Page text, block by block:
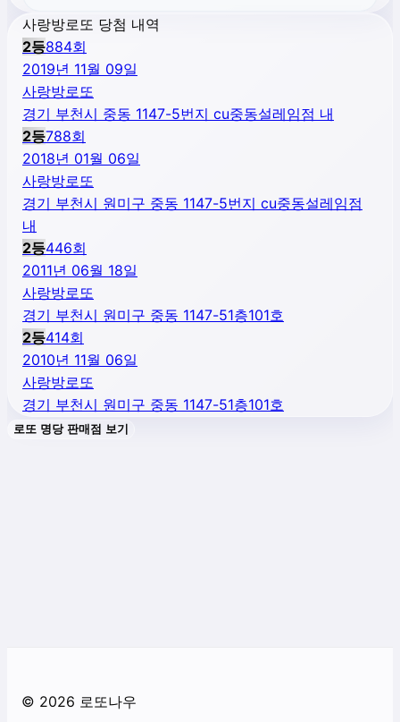
사랑방로또 당첨 내역
2등884회
2019년 11월 09일
사랑방로또
경기 부천시 중동 1147-5번지 cu중동설레임점 내
2등788회
2018년 01월 06일
사랑방로또
경기 부천시 원미구 중동 1147-5번지 cu중동설레임점
내
2등446회
2011년 06월 18일
사랑방로또
경기 부천시 원미구 중동 1147-51층101호
2등414회
2010년 11월 06일
사랑방로또
경기 부천시 원미구 중동 1147-51층101호
로또 명당 판매점 보기
© 2026 로또나우